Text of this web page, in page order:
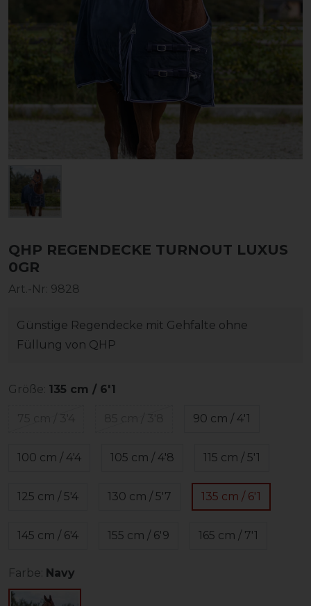
QHP REGENDECKE TURNOUT LUXUS
0GR
Art.-Nr: 9828
Günstige Regendecke mit Gehfalte ohne
Füllung von QHP
Größe: 135 cm / 6'1
90 cm / 4'1
100 cm / 4'4 105 cm / 4'8 115 cm / 5'1
125 cm / 5'4 130 cm / 5'7 135 cm / 6'1
145 cm / 6'4 155 cm / 6'9 165 cm / 7'1
Farbe: Navy